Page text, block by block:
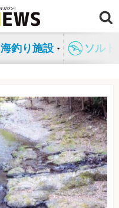
海釣り施設 ソル